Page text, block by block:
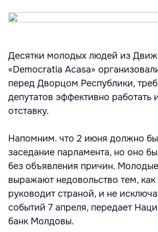
Десятки молодых людей из
«Democratia Acasa»
перед Дворцом Республики,
депутатов эффективно работать
отставку.
Напомним. что 2 июня должно
заседание парламента, но оно
без объявления причин.
выражают недовольство тем, как
руководит страной, и не
событий 7 апреля, передает
банк Молдовы.